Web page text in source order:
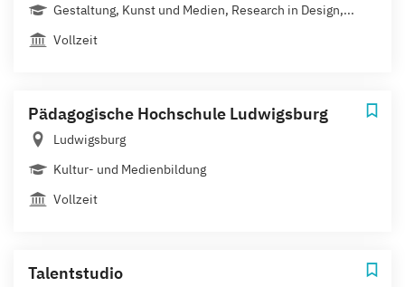
Gestaltung, Kunst und Medien, Research in Design,...
Vollzeit
Pädagogische Hochschule Ludwigsburg
Ludwigsburg
Kultur- und Medienbildung
Vollzeit
Talentstudio